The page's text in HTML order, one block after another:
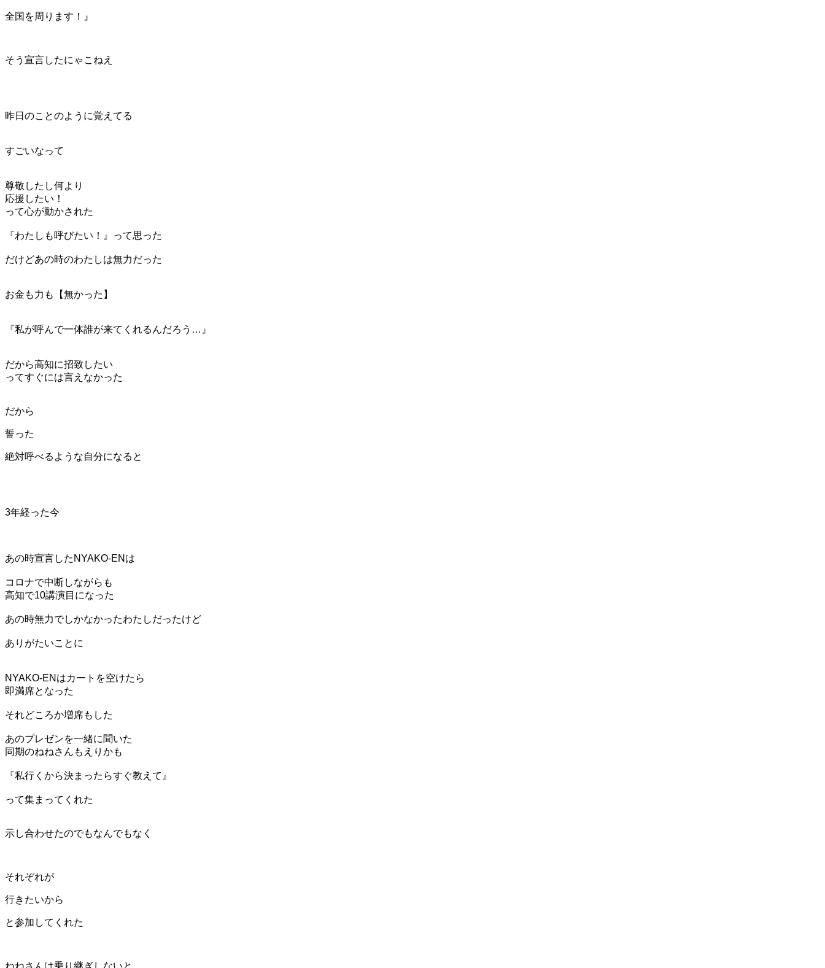
全国を周ります！』
そう宣言したにゃこねえ
昨日のことのように覚えてる
すごいなって
尊敬したし何より
応援したい！
って心が動かされた
『わたしも呼びたい！』って思った
だけどあの時のわたしは無力だった
お金も力も【無かった】
『私が呼んで一体誰が来てくれるんだろう…』
だから高知に招致したい
ってすぐには言えなかった
だから
誓った
絶対呼べるような自分になると
3年経った今
あの時宣言した NYAKO-ENは
コロナで中断しながらも
高知で10講演目になった
あの時無力でしかなかったわたしだったけど
ありがたいことに
NYAKO-ENはカートを空けたら
即満席となった
それどころか増席もした
あのプレゼンを一緒に聞いた
同期のねねさんもえりかも
『私行くから決まったらすぐ教えて』
って集まってくれた
示し合わせたのでもなんでもなく
それぞれが
行きたいから
と参加してくれた
ねねさんは乗り継ぎしないと